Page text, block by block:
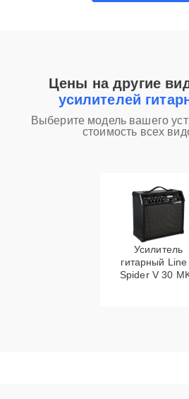
Цены на другие
усилителей
Выберите модель вашего
стоимость всех
Усилитель
гитарный Line
Spider V 30